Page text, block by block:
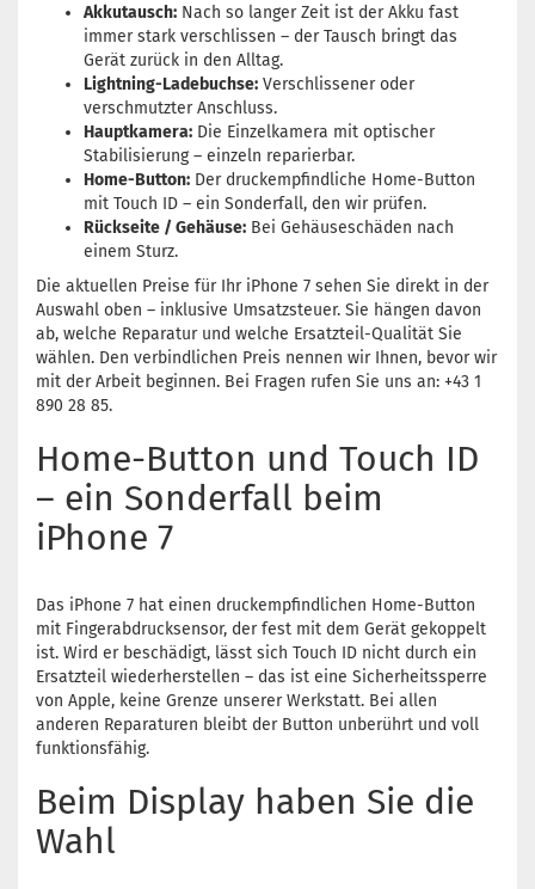
Akkutausch: Nach so langer Zeit ist der Akku fast
immer stark verschlissen – der Tausch bringt das
Gerät zurück in den Alltag.
Lightning-Ladebuchse: Verschlissener oder
verschmutzter Anschluss.
Hauptkamera: Die Einzelkamera mit optischer
Stabilisierung – einzeln reparierbar.
Home-Button: Der druckempfindliche Home-Button
mit Touch ID – ein Sonderfall, den wir prüfen.
Rückseite / Gehäuse: Bei Gehäuseschäden nach
einem Sturz.
Die aktuellen Preise für Ihr iPhone 7 sehen Sie direkt in der
Auswahl oben – inklusive Umsatzsteuer. Sie hängen davon
ab, welche Reparatur und welche Ersatzteil-Qualität Sie
wählen. Den verbindlichen Preis nennen wir Ihnen, bevor wir
mit der Arbeit beginnen. Bei Fragen rufen Sie uns an: +43 1
890 28 85.
Home-Button und Touch ID
– ein Sonderfall beim
iPhone 7
Das iPhone 7 hat einen druckempfindlichen Home-Button
mit Fingerabdrucksensor, der fest mit dem Gerät gekoppelt
ist. Wird er beschädigt, lässt sich Touch ID nicht durch ein
Ersatzteil wiederherstellen – das ist eine Sicherheitssperre
von Apple, keine Grenze unserer Werkstatt. Bei allen
anderen Reparaturen bleibt der Button unberührt und voll
funktionsfähig.
Beim Display haben Sie die
Wahl